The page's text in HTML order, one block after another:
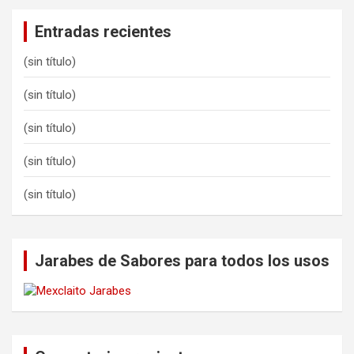
Entradas recientes
(sin título)
(sin título)
(sin título)
(sin título)
(sin título)
Jarabes de Sabores para todos los usos